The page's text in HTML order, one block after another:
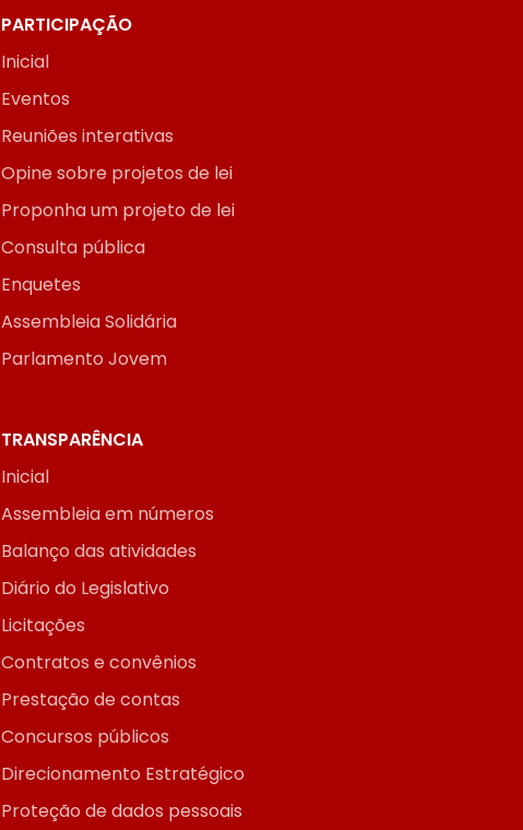
PARTICIPAÇÃO
Inicial
Eventos
Reuniões interativas
Opine sobre projetos de lei
Proponha um projeto de lei
Consulta pública
Enquetes
Assembleia Solidária
Parlamento Jovem
TRANSPARÊNCIA
Inicial
Assembleia em números
Balanço das atividades
Diário do Legislativo
Licitações
Contratos e convênios
Prestação de contas
Concursos públicos
Direcionamento Estratégico
Proteção de dados pessoais